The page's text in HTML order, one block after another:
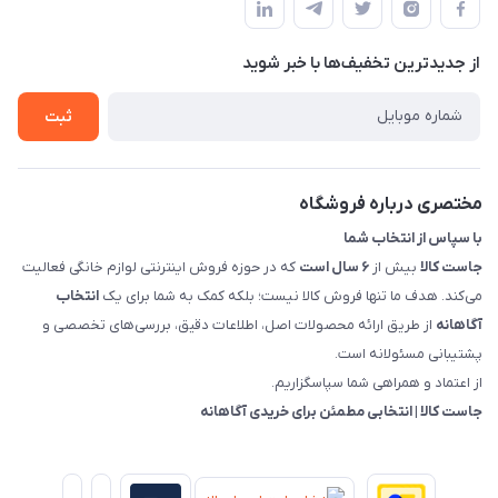
هماهنگی"
حساب کاربری
تماس با ما
پرسش های شما
شرایط و ضوابط گارانتی
روش های بازگرداندن کالا
از جدید‌ترین تخفیف‌ها با‌ خبر شوید
ثبت
مختصری درباره فروشگاه
با سپاس از انتخاب شما
جاست کالا بیش از ۶ سال است
که در حوزه فروش اینترنتی لوازم خانگی فعالیت
می‌کند. هدف ما تنها فروش کالا نیست؛ بلکه کمک به شما برای یک انتخاب
آگاهانه از طریق ارائه محصولات اصل، اطلاعات دقیق، بررسی‌های تخصصی و
پشتیبانی مسئولانه است.
از اعتماد و همراهی شما سپاسگزاریم.
جاست کالا | انتخابی مطمئن برای خریدی آگاهانه